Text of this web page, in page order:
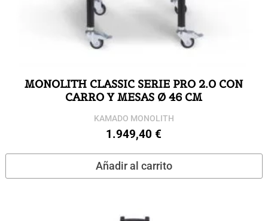
MONOLITH CLASSIC SERIE PRO 2.0 CON
CARRO Y MESAS Ø 46 CM
KAMADO MONOLITH
1.949,40€
Añadir al carrito